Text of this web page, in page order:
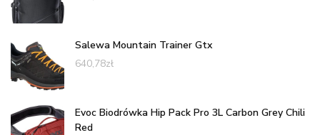
Salewa Mountain Trainer Gtx
640,78zł
Evoc Biodrówka Hip Pack Pro 3L Carbon Grey Chili
Red